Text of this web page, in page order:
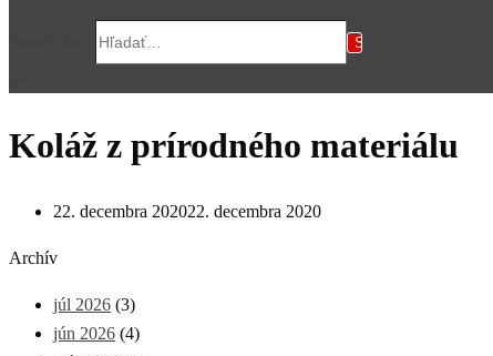
Koláž z prírodného materiálu
22. decembra 202022. decembra 2020
Archív
júl 2026 (3)
jún 2026 (4)